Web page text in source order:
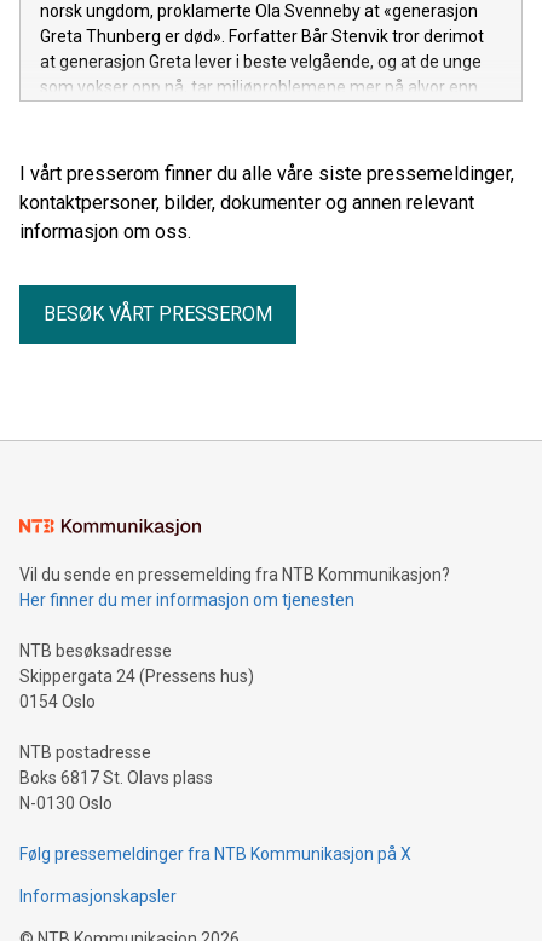
norsk ungdom, proklamerte Ola Svenneby at «generasjon
Greta Thunberg er død». Forfatter Bår Stenvik tror derimot
at generasjon Greta lever i beste velgående, og at de unge
som vokser opp nå, tar miljøproblemene mer på alvor enn
for å gjøre noe.
I vårt presserom finner du alle våre siste pressemeldinger,
kontaktpersoner, bilder, dokumenter og annen relevant
informasjon om oss.
BESØK VÅRT PRESSEROM
Vil du sende en pressemelding fra NTB Kommunikasjon?
Her finner du mer informasjon om tjenesten
NTB besøksadresse
Skippergata 24 (Pressens hus)
0154 Oslo
NTB postadresse
Boks 6817 St. Olavs plass
N-0130 Oslo
Følg pressemeldinger fra NTB Kommunikasjon på X
Informasjonskapsler